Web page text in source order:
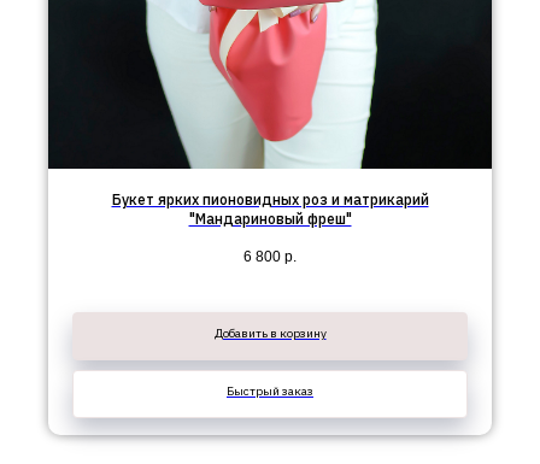
Букет ярких пионовидных роз и матрикарий
"Мандариновый фреш"
6 800 р.
Добавить в корзину
Быстрый заказ